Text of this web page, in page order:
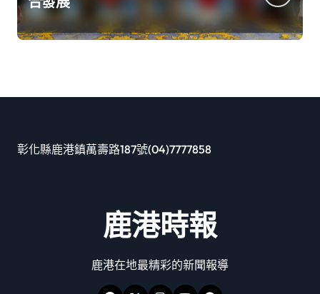
彰化縣鹿港鎮萬壽路187號(04)7777858
鹿港時報
鹿港在地最精彩的新聞報導